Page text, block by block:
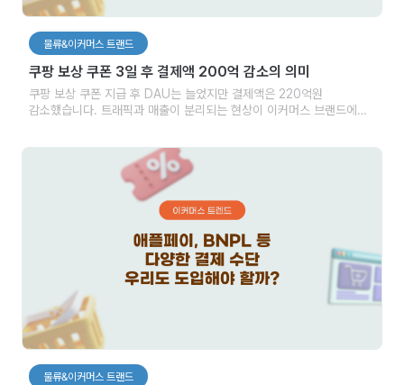
물류&이커머스 트랜드
쿠팡 보상 쿠폰 3일 후 결제액 200억 감소의 의미
쿠팡 보상 쿠폰 지급 후 DAU는 늘었지만 결제액은 220억원
감소했습니다. 트래픽과 매출이 분리되는 현상이 이커머스 브랜드에게
물류&이커머스 트랜드